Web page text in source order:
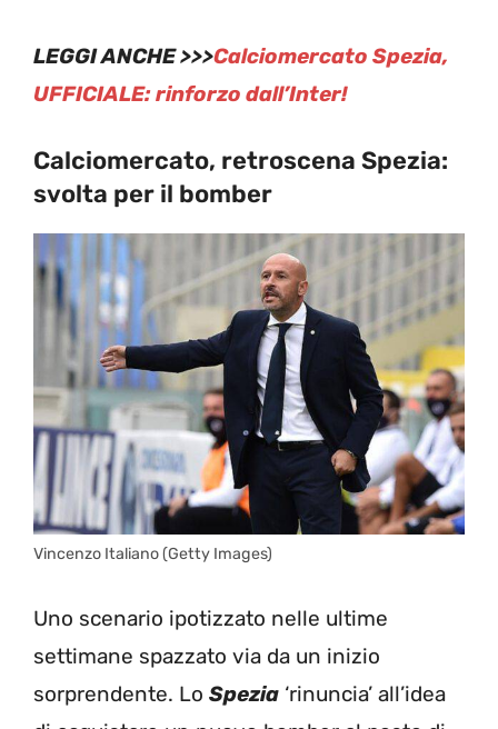
LEGGI ANCHE >>>Calciomercato Spezia,
UFFICIALE: rinforzo dall’Inter!
Calciomercato, retroscena Spezia:
svolta per il bomber
Vincenzo Italiano (Getty Images)
Uno scenario ipotizzato nelle ultime
settimane spazzato via da un inizio
sorprendente. Lo Spezia ‘rinuncia’ all’idea